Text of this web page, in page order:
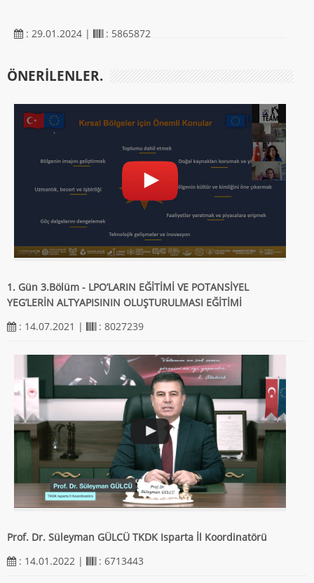
: 29.01.2024 | : 5865872
ÖNERILENLER.
1. Gün 3.Bölüm - LPO’LARIN EĞİTİMİ VE POTANSİYEL
YEG’LERİN ALTYAPISININ OLUŞTURULMASI EĞİTİMİ
: 14.07.2021 |
: 8027239
Prof. Dr. Süleyman GÜLCÜ TKDK Isparta İl Koordinatörü
: 14.01.2022 |
: 6713443